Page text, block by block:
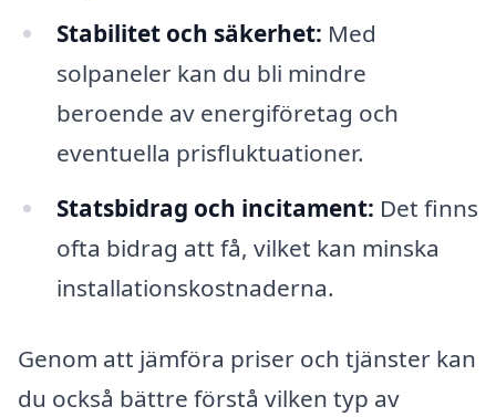
Stabilitet och säkerhet: Med
solpaneler kan du bli mindre
beroende av energiföretag och
eventuella prisfluktuationer.
Statsbidrag och incitament: Det finns
ofta bidrag att få, vilket kan minska
installationskostnaderna.
Genom att jämföra priser och tjänster kan
du också bättre förstå vilken typ av